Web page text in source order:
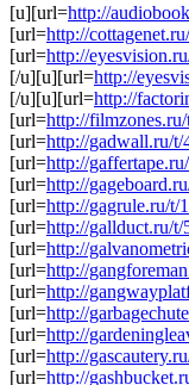
[u][url=http://
[url=http://
[url=http://
[/u][u][url=http://
[/u][u][url=http://
[url=http://
[url=http://gadwall.ru/t/
[url=http://
[url=http://
[url=http://gagrule.ru/t/
[url=http://gallduct.ru/t/
[url=http://
[url=http://
[url=http://
[url=http://
[url=http://
[url=http://
[url=http://